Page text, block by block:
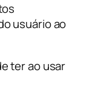
usuário ao
ter ao usar